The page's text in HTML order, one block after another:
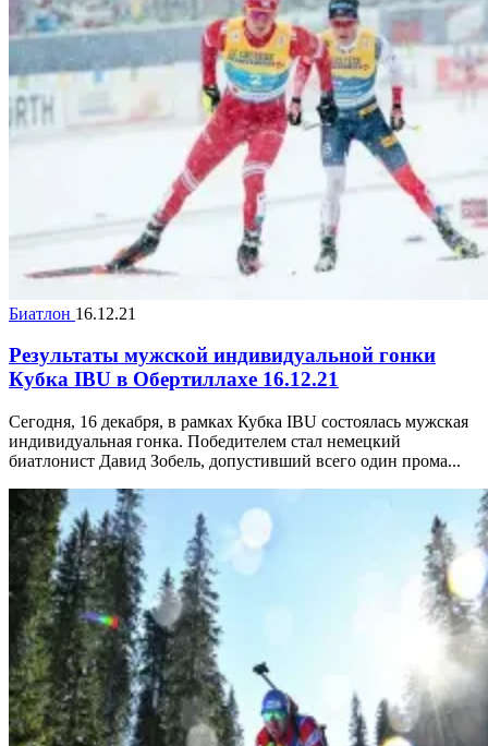
Биатлон 16.12.21
Результаты мужской индивидуальной гонки
Кубка IBU в Обертиллахе 16.12.21
Сегодня, 16 декабря, в рамках Кубка IBU состоялась мужская
индивидуальная гонка. Победителем стал немецкий
биатлонист Давид Зобель, допустивший всего один прома...